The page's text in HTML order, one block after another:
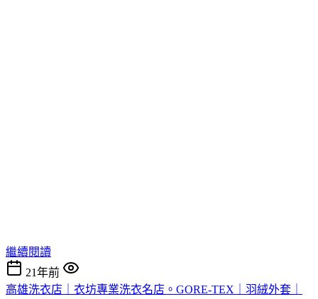
繼續閱讀
21年前
高雄洗衣店｜衣坊專業洗衣名店。GORE-TEX｜羽絨外套｜